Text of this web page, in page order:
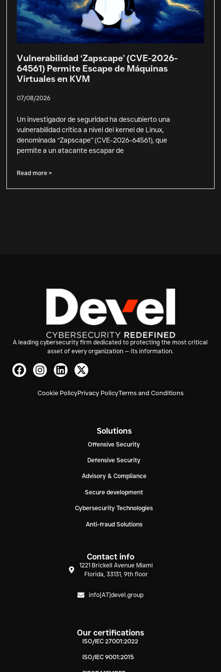
Vulnerabilidad ‘Zapscape’ (CVE-2026-
64561) Permite Escape de Máquinas
Virtuales en KVM
07/08/2026
Un investigador de seguridad ha descubierto una
vulnerabilidad crítica a nivel del kernel de Linux,
denominada “Zapscape” (CVE-2026-64561), que
permite a un atacante escapar de
Read more >
A leading cybersecurity firm dedicated to protecting the most critical
asset of every organization — its information.
Cookie PolicyPrivacy PolicyTerms and Conditions
Solutions
Offensive Security
Defensive Security
Advisory & Compliance
Secure development
Cybersecurity Technologies
Anti-fraud Solutions
Contact info
1221 Brickell Avenue Miami
Florida, 33131, 9th floor
info[AT]devel.group
Our certifications
ISO/IEC 27001:2022
ISO/IEC 9001:2015